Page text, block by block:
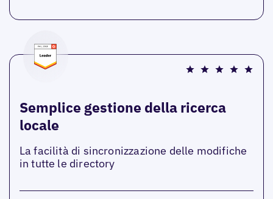
Semplice gestione della ricerca
locale
La facilità di sincronizzazione delle modifiche
in tutte le directory